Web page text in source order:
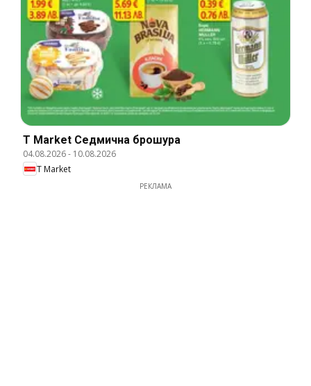
T Market Cедмична брошура
04.08.2026- 10.08.2026
T Market
РЕКЛАМА